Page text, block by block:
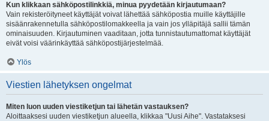
Kun klikkaan sähköpostilinkkiä, minua pyydetään kirjautumaan?
Vain rekisteröityneet käyttäjät voivat lähettää sähköpostia muille käyttäjille
sisäänrakennetulla sähköpostilomakkeella ja vain jos ylläpitäjä sallii tämän
ominaisuuden. Kirjautuminen vaaditaan, jotta tunnistautumattomat käyttäjät
eivät voisi väärinkäyttää sähköpostijärjestelmää.
Ylös
Viestien lähetyksen ongelmat
Miten luon uuden viestiketjun tai lähetän vastauksen?
Aloittaaksesi uuden viestiketjun alueella, klikkaa "Uusi Aihe". Vastataksesi